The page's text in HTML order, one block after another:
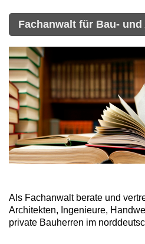
Fachanwalt für Bau-
Als Fachanwalt berate und
Architekten, Ingenieure,
private Bauherren im